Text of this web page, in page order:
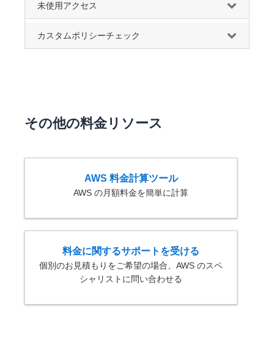
未使用アクセス
カスタムポリシーチェック
その他の料金リソース
AWS 料金計算ツール
AWS の月額料金を簡単に計算
料金に関するサポートを受ける
個別のお見積もりをご希望の場合、AWS のスペ
シャリストに問い合わせる